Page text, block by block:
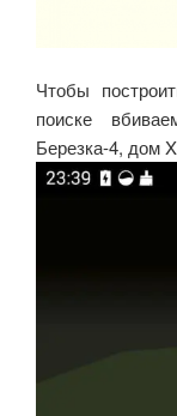
Чтобы
поиске
Березка-4, дом